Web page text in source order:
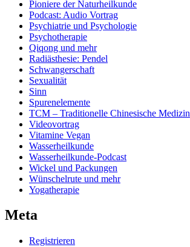
Pioniere der Naturheilkunde
Podcast: Audio Vortrag
Psychiatrie und Psychologie
Psychotherapie
Qiqong und mehr
Radiästhesie: Pendel
Schwangerschaft
Sexualität
Sinn
Spurenelemente
TCM – Traditionelle Chinesische Medizin
Videovortrag
Vitamine Vegan
Wasserheilkunde
Wasserheilkunde-Podcast
Wickel und Packungen
Wünschelrute und mehr
Yogatherapie
Meta
Registrieren